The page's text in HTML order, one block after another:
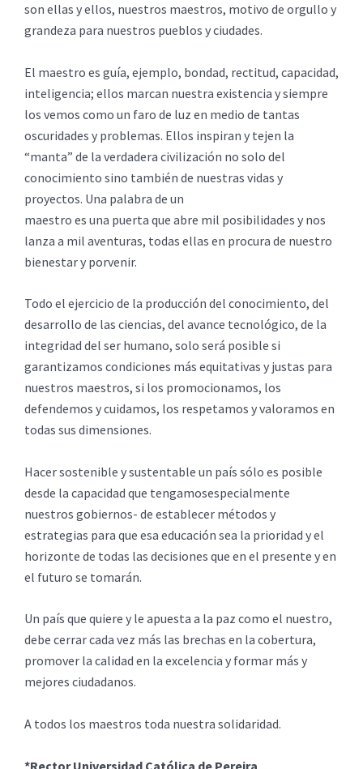
son ellas y ellos, nuestros maestros, motivo de orgullo y
grandeza para nuestros pueblos y ciudades.
El maestro es guía, ejemplo, bondad, rectitud, capacidad,
inteligencia; ellos marcan nuestra existencia y siempre
los vemos como un faro de luz en medio de tantas
oscuridades y problemas. Ellos inspiran y tejen la
“manta” de la verdadera civilización no solo del
conocimiento sino también de nuestras vidas y
proyectos. Una palabra de un
maestro es una puerta que abre mil posibilidades y nos
lanza a mil aventuras, todas ellas en procura de nuestro
bienestar y porvenir.
Todo el ejercicio de la producción del conocimiento, del
desarrollo de las ciencias, del avance tecnológico, de la
integridad del ser humano, solo será posible si
garantizamos condiciones más equitativas y justas para
nuestros maestros, si los promocionamos, los
defendemos y cuidamos, los respetamos y valoramos en
todas sus dimensiones.
Hacer sostenible y sustentable un país sólo es posible
desde la capacidad que tengamosespecialmente
nuestros gobiernos- de establecer métodos y
estrategias para que esa educación sea la prioridad y el
horizonte de todas las decisiones que en el presente y en
el futuro se tomarán.
Un país que quiere y le apuesta a la paz como el nuestro,
debe cerrar cada vez más las brechas en la cobertura,
promover la calidad en la excelencia y formar más y
mejores ciudadanos.
A todos los maestros toda nuestra solidaridad.
*Rector Universidad Católica de Pereira